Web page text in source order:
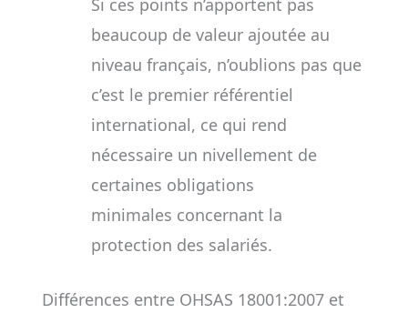
Si ces points n’apportent pas
beaucoup de valeur ajoutée au
niveau français, n’oublions pas que
c’est le premier référentiel
international, ce qui rend
nécessaire un nivellement de
certaines obligations
minimales concernant la
protection des salariés.
Différences entre OHSAS 18001:2007 et